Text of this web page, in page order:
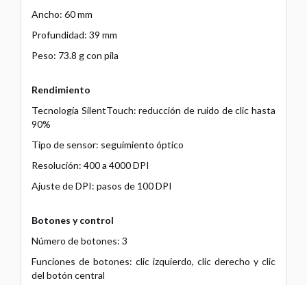
Ancho: 60 mm
Profundidad: 39 mm
Peso: 73.8 g con pila
Rendimiento
Tecnología SilentTouch: reducción de ruido de clic hasta
90%
Tipo de sensor: seguimiento óptico
Resolución: 400 a 4000 DPI
Ajuste de DPI: pasos de 100 DPI
Botones y control
Número de botones: 3
Funciones de botones: clic izquierdo, clic derecho y clic
del botón central